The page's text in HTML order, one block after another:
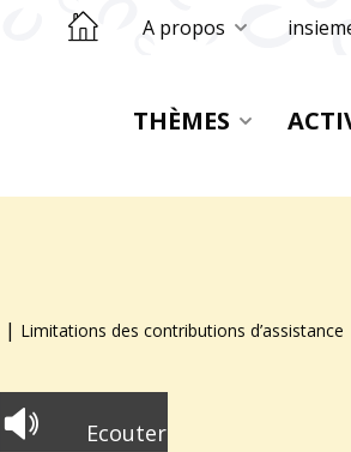
Retourner sur la page d'accueil
A propos
THÈMES
| Limitations des contributions d’assistance
Ecouter